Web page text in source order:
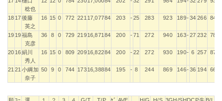
稔也
18 17後藤
英之
16 15 0 772 221 17,07784 203 -25 283 923 189-34 266 841
19 19福島
克彦
36 8 0 729 21916,871 84 200 -71 272 940 163-27 232 784
20 16絹川
秀人
16 15 0 809 20916,82284 200 -22 272 930 190- 6 257 870
21 21 小綱加
奈子
50 9 0 744 17316,38884 195 - 8 244 869 146-36 194 669